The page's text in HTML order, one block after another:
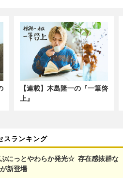
【連載】木島隆一の『一筆啓
上』
スランキング
にっとやわらか発光☆ 存在感抜群な
新登場